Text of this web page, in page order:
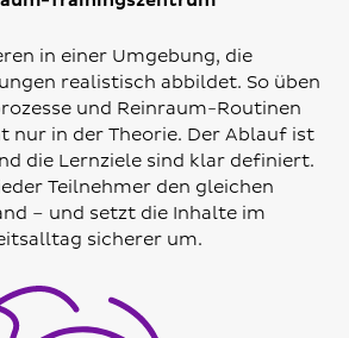
in einer Umgebung, die
realistisch abbildet. So üben
und Reinraum-Routinen
nur in der Theorie. Der Ablauf ist
die Lernziele sind klar definiert.
Teilnehmer den gleichen
– und setzt die Inhalte im
sicherer um.